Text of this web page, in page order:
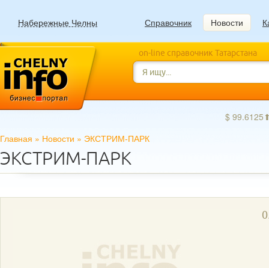
Набережные Челны Справочник Новости
on-line справочник Татарстана
$
Главная » Новости » ЭКСТРИМ-ПАРК
ЭКСТРИМ-ПАРК